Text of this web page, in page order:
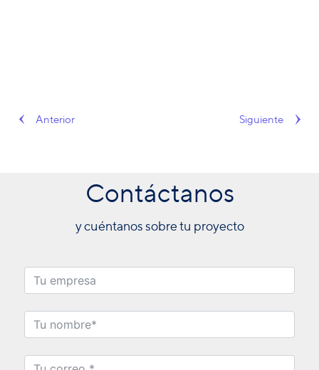
Anterior Siguiente
Contáctanos
y cuéntanos sobre tu proyecto